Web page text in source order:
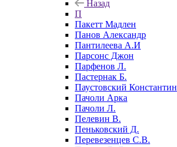
Назад
П
Пакетт Мадлен
Панов Александр
Пантилеева А.И
Парсонс Джон
Парфенов Л.
Пастернак Б.
Паустовский Константин
Пачоли Арка
Пачоли Л.
Пелевин В.
Пеньковский Д.
Перевезенцев С.В.